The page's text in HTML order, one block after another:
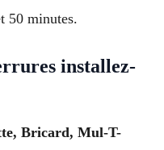
50 minutes.
installez-
Bricard, Mul-T-